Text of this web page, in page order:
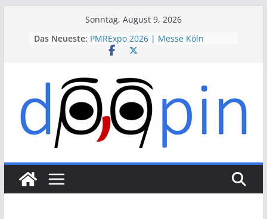
Sonntag, August 9, 2026
Das Neueste: PMRExpo 2026 | Messe Köln
VdS-BrandSchutzTage 2026 |
VALVE WORLD EXPO 2026 | Messe
Düsseldorf
ESSEN MOTOR SHOW 2026 | Messe
Essen